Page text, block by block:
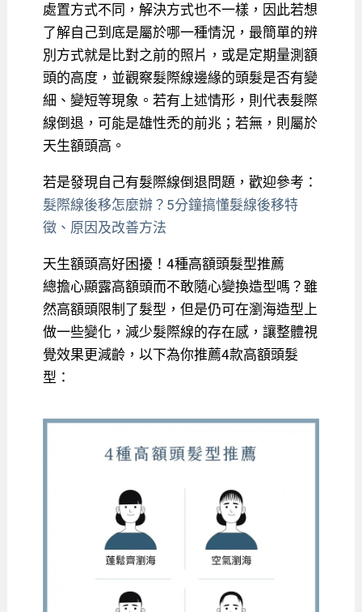
處置方式不同，解決方式也不一樣，因此若想
了解自己到底是屬於哪一種情況，最簡單的辨
別方式就是比對之前的照片，或是定期量測額
頭的高度，並觀察髮際線邊緣的頭髮是否有變
細、變短等現象。若有上述情形，則代表髮際
線倒退，可能是雄性禿的前兆；若無，則屬於
天生額頭高。
若是發現自己有髮際線倒退問題，歡迎參考：
髮際線後移怎麼辦？5分鐘搞懂髮線後移特
徵、原因及改善方法
天生額頭高好困擾！4種高額頭髮型推薦
總擔心顯露高額頭而不敢隨心變換造型嗎？雖
然高額頭限制了髮型，但是仍可在瀏海造型上
做一些變化，減少髮際線的存在感，讓整體視
覺效果更減齡，以下為你推薦4款高額頭髮
型：